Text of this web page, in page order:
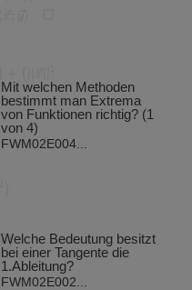
Mit welchen Methoden
bestimmt man Extrema
von Funktionen richtig? (1
von 4)
FWM02E004...
Welche Bedeutung besitzt
bei einer Tangente die
1.Ableitung?
FWM02E002...